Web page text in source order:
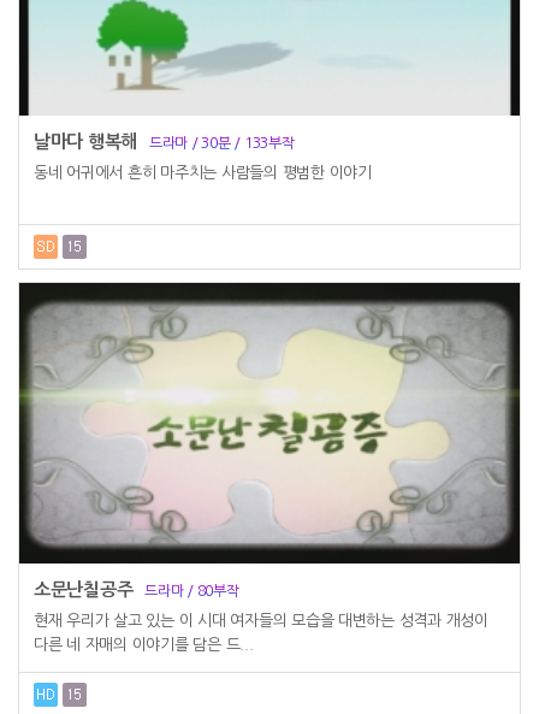
날마다 행복해 드라마 / 30분 / 133부작
동네 어귀에서 흔히 마주치는 사람들의 평범한 이야기
소문난칠공주 드라마 / 80부작
현재 우리가 살고 있는 이 시대 여자들의 모습을 대변하는 성격과 개성이
다른 네 자매의 이야기를 담은 드...